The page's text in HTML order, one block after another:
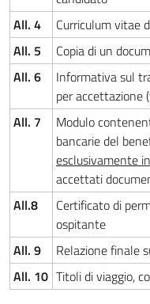
All. 4
Curriculum vitae
All. 5
Copia di un
All. 6
Informativa sul
per accettazione
All. 7
Modulo
bancarie del
esclusivamente
accettati
All.8
Certificato di
ospitante
All. 9
Relazione finale
All. 10 Titoli di viaggio,